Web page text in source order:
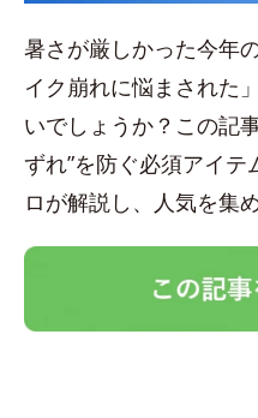
暑さが厳しかった今年
イク崩れに悩まされた
いでしょうか？この記
ずれ”を防ぐ必須アイ
ロが解説し、人気を集